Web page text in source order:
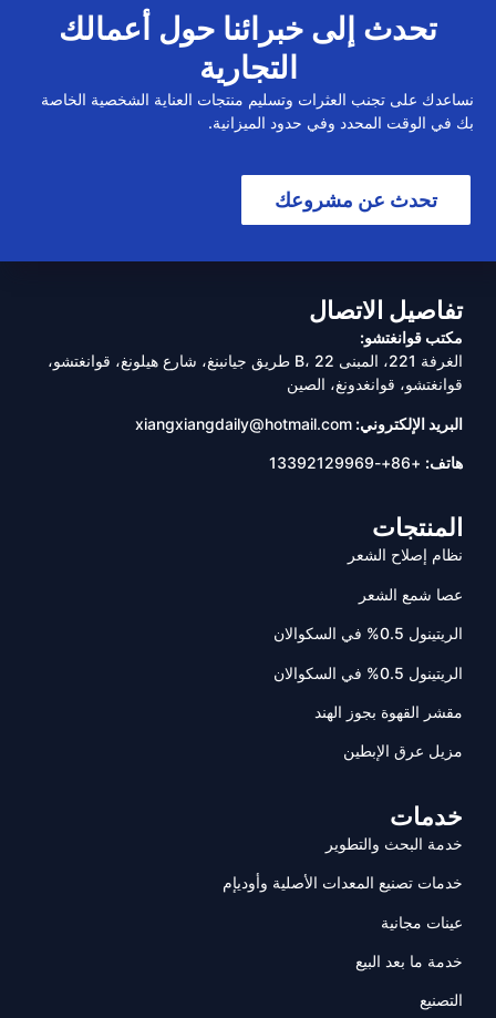
تحدث إلى خبرائنا حول أعمالك
التجارية
نساعدك على تجنب العثرات وتسليم منتجات العناية الشخصية الخاصة
بك في الوقت المحدد وفي حدود الميزانية.
تحدث عن مشروعك
تفاصيل الاتصال
مكتب قوانغتشو:
الغرفة 221، المبنى B، 22 طريق جيانبنغ، شارع هيلونغ، قوانغتشو،
قوانغتشو، قوانغدونغ، الصين
البريد الإلكتروني: xiangxiangdaily@hotmail.com
هاتف: +86+-13392129969
المنتجات
نظام إصلاح الشعر
عصا شمع الشعر
الريتينول 0.5% في السكوالان
الريتينول 0.5% في السكوالان
مقشر القهوة بجوز الهند
مزيل عرق الإبطين
خدمات
خدمة البحث والتطوير
خدمات تصنيع المعدات الأصلية وأوديإم
عينات مجانية
خدمة ما بعد البيع
التصنيع